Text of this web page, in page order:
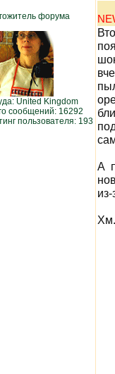
форума
United Kingdom
сообщений: 16292
пользователя: 193
А